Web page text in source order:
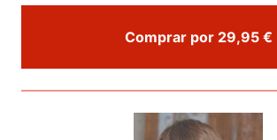
Comprar por 29,95 €